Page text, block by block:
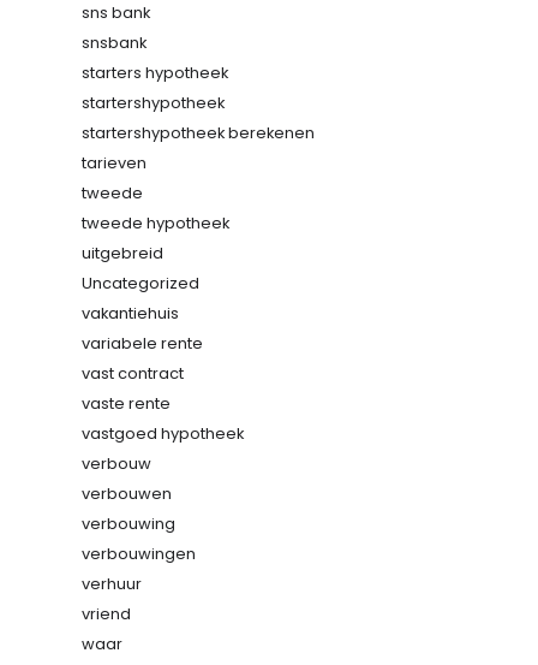
sns bank
snsbank
starters hypotheek
startershypotheek
startershypotheek berekenen
tarieven
tweede
tweede hypotheek
uitgebreid
Uncategorized
vakantiehuis
variabele rente
vast contract
vaste rente
vastgoed hypotheek
verbouw
verbouwen
verbouwing
verbouwingen
verhuur
vriend
waar